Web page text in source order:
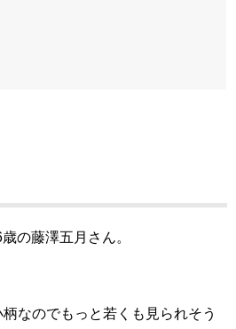
の藤澤五月さん。
なのでもっと若くも見られそう